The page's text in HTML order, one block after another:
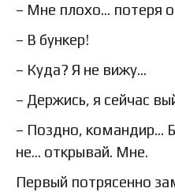
– Мне плохо… потеря
– В бункер!
– Куда? Я не вижу…
– Держись, я сейчас
– Поздно, командир…
не… открывай. Мне.
Первый потрясенно